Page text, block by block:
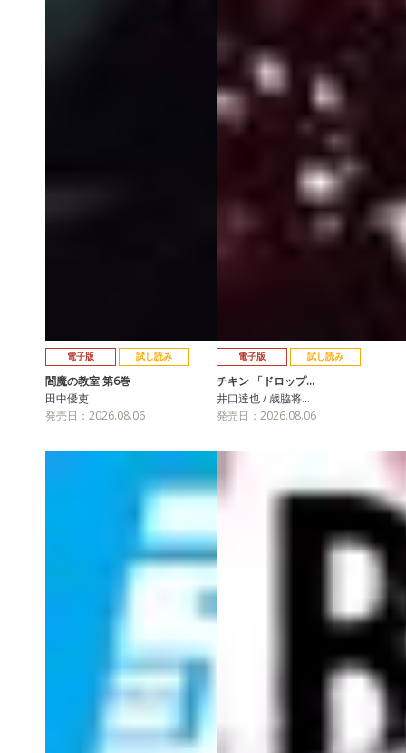
電子版 試し読み
閻魔の教室 第6巻
田中優吏
発売日：2026.08.06
電子版 試し読み
チキン 「ドロップ…
井口達也 / 歳脇将…
発売日：2026.08.06